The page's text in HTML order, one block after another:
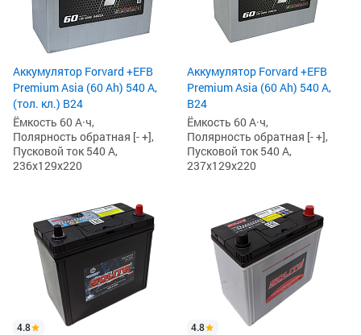
Аккумулятор Forvard +EFB
Premium Asia (60 Ah) 540 А,
(тол. кл.) B24
Ёмкость 60 А·ч,
Полярность обратная [- +],
Пусковой ток 540 А,
236x129x220
Аккумулятор Forvard +EFB
Premium Asia (60 Ah) 540 А,
B24
Ёмкость 60 А·ч,
Полярность обратная [- +],
Пусковой ток 540 А,
237x129x220
4.8 4.8